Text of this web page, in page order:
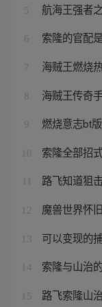
5 航海王强者
6 索隆的官配
7 海贼王燃烧
8 海贼王传奇
9 燃烧意志bt版
10 索隆全部招
路飞知道狙
12 魔兽世界怀
13 可以变现的
14 索隆与山治
15 路飞索隆山